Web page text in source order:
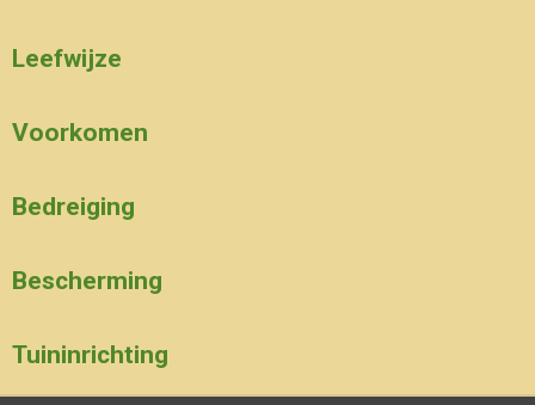
Leefwijze
Voorkomen
Bedreiging
Bescherming
Tuininrichting